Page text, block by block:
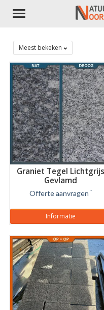
Toggle
Meest bekeken
Graniet Tegel Lichtgrijs
Gevlamd
Offerte aanvragen *
Informatie